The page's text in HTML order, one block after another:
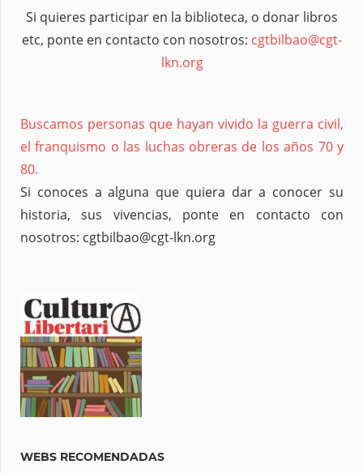
Si quieres participar en la biblioteca, o donar libros
etc, ponte en contacto con nosotros: cgtbilbao@cgt-
lkn.org
Buscamos personas que hayan vivido la guerra civil,
el franquismo o las luchas obreras de los años 70 y
80.
Si conoces a alguna que quiera dar a conocer su
historia, sus vivencias, ponte en contacto con
nosotros: cgtbilbao@cgt-lkn.org
WEBS RECOMENDADAS